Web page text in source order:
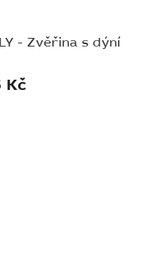
- Zvěřina s dýní
Kč